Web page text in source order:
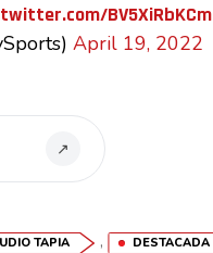
BV5XiRbKCm
April 19, 2022
↗
TAPIA , DESTACADA